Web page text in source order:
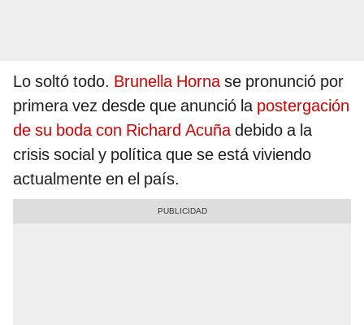
Lo soltó todo. Brunella Hornase pronunció por
primera vez desde que anunció la postergación
de su boda con Richard Acuñadebido a la
crisis social y política que se está viviendo
actualmente en el país.